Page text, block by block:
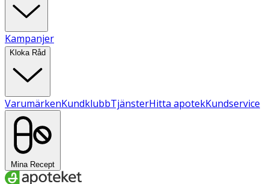
Kampanjer
Kloka Råd
VarumärkenKundklubbTjänsterHitta apotekKundservice
Mina Recept